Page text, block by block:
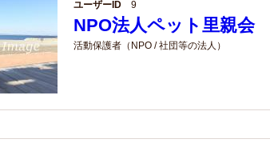
ユーザーID 9
NPO法人ペット里親会
活動保護者（NPO / 社団等の法人）